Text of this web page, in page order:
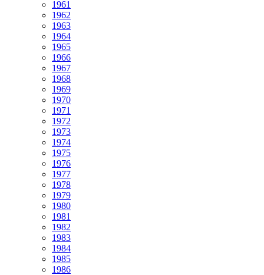
1961
1962
1963
1964
1965
1966
1967
1968
1969
1970
1971
1972
1973
1974
1975
1976
1977
1978
1979
1980
1981
1982
1983
1984
1985
1986